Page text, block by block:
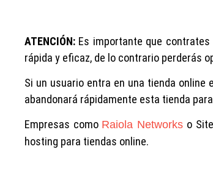
ATENCIÓN: Es importante que
rápida y eficaz, de lo contrario perderás
Si un usuario entra en una tienda online
abandonará rápidamente esta tienda
Empresas como Raiola Networks o
hosting para tiendas online.